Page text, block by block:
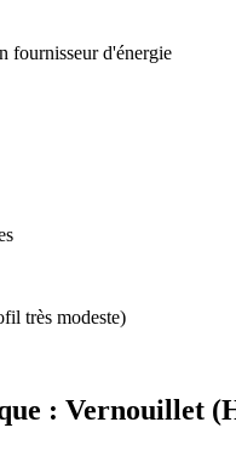
fournisseur d'énergie
très modeste)
: Vernouillet (